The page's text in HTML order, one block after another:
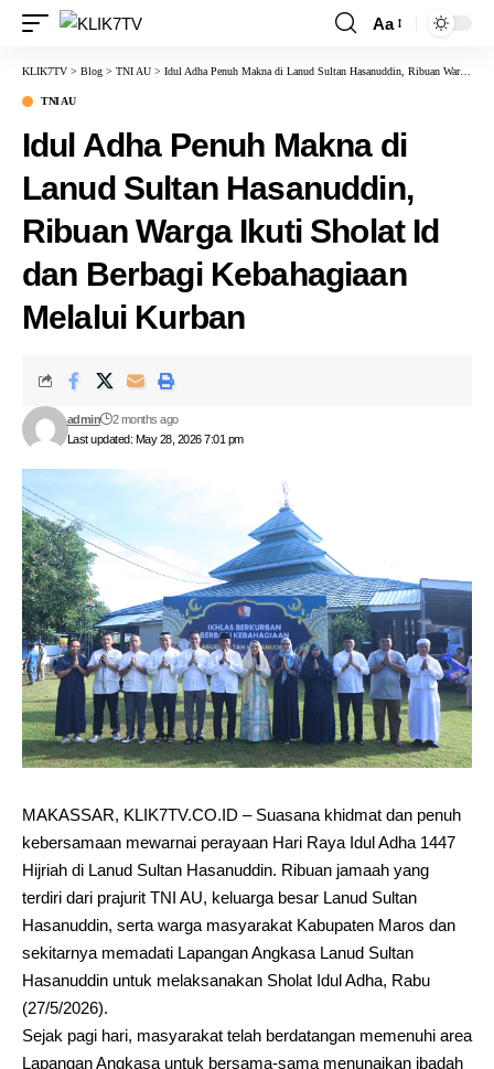
Aa
KLIK7TV > Blog > TNI AU > Idul Adha Penuh Makna di Lanud Sultan Hasanuddin, Ribuan Warga Ikuti Sholat Id dan Berbagi Kebahagiaan Melalui Kurban
TNI AU
Idul Adha Penuh Makna di
Lanud Sultan Hasanuddin,
Ribuan Warga Ikuti Sholat Id
dan Berbagi Kebahagiaan
Melalui Kurban
Last updated: May 28, 2026 7:01 pm
admin 2 months ago
MAKASSAR, KLIK7TV.CO.ID – Suasana khidmat dan penuh
kebersamaan mewarnai perayaan Hari Raya Idul Adha 1447
Hijriah di Lanud Sultan Hasanuddin. Ribuan jamaah yang
terdiri dari prajurit TNI AU, keluarga besar Lanud Sultan
Hasanuddin, serta warga masyarakat Kabupaten Maros dan
sekitarnya memadati Lapangan Angkasa Lanud Sultan
Hasanuddin untuk melaksanakan Sholat Idul Adha, Rabu
(27/5/2026).
Sejak pagi hari, masyarakat telah berdatangan memenuhi area
Lapangan Angkasa untuk bersama-sama menunaikan ibadah